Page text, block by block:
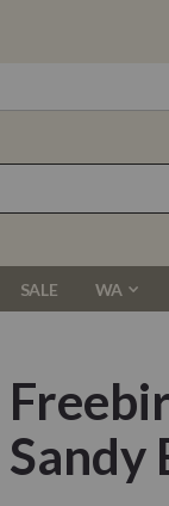
SALE WA
Sandy